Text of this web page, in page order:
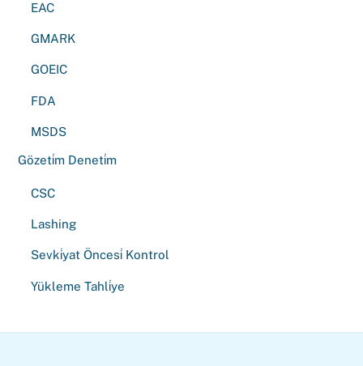
EAC
GMARK
GOEIC
FDA
MSDS
Gözeti̇m Deneti̇m
CSC
Lashing
Sevki̇yat Öncesi̇ Kontrol
Yükleme Tahli̇ye